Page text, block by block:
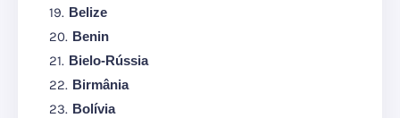
Belize
Benin
Bielo-Rússia
Birmânia
Bolívia